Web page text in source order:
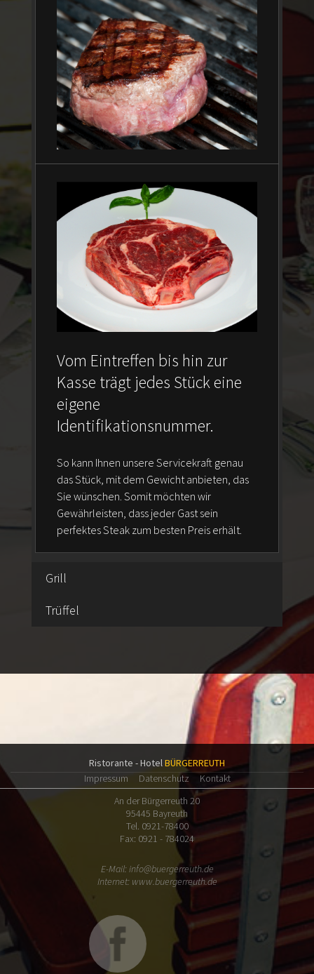
Vom Eintreffen bis hin zur
Kasse trägt jedes Stück eine
eigene
Identifikationsnummer.
So kann Ihnen unsere Servicekraft genau
das Stück, mit dem Gewicht anbieten, das
Sie wünschen. Somit möchten wir
Gewährleisten, dass jeder Gast sein
perfektes Steak zum besten Preis erhält.
Grill
Trüffel
Ristorante - HotelBÜRGERREUTH
Impressum
Datenschutz
Kontakt
An der Bürgerreuth 20
95445 Bayreuth
Tel. 0921-78400
Fax: 0921 - 784024
E-Mail:info@buergerreuth.de
Internet: www.buergerreuth.de